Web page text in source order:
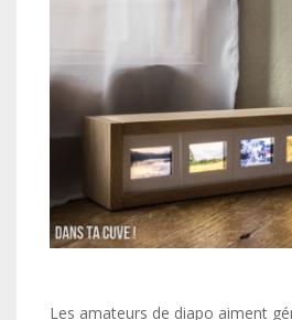
Les amateurs de diapo aiment